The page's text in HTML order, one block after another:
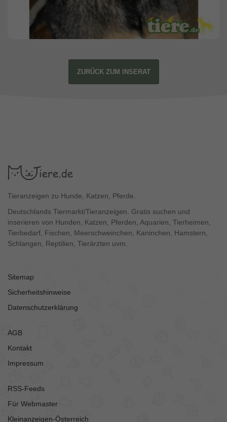
ZURÜCK ZUM INSERAT
Tieranzeigen zu Hunde, Katzen, Pferde.
Deutschlands Tiermarkt/Tieranzeigen. Gratis suchen und
inserieren von Hunden, Katzen, Pferden, Aquarien, Tierheimen,
Tierbedarf, Fischen, Meerschweinchen, Kaninchen, Hamstern,
Schlangen, Reptilien, Tierärzten uvm.
Sitemap
Sicherheitshinweise
Datenschutzerklärung
AGB
Kontakt
Impressum
RSS-Feeds
Für Webmaster
Kleinanzeigen-Österreich